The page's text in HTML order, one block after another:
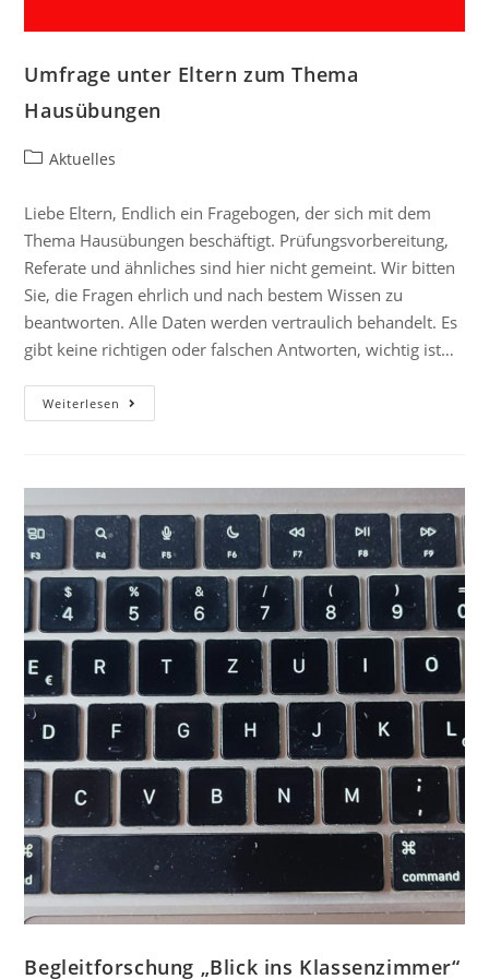
Umfrage unter Eltern zum Thema
Hausübungen
Aktuelles
Liebe Eltern, Endlich ein Fragebogen, der sich mit dem
Thema Hausübungen beschäftigt. Prüfungsvorbereitung,
Referate und ähnliches sind hier nicht gemeint. Wir bitten
Sie, die Fragen ehrlich und nach bestem Wissen zu
beantworten. Alle Daten werden vertraulich behandelt. Es
gibt keine richtigen oder falschen Antworten, wichtig ist…
Weiterlesen
Begleitforschung „Blick ins Klassenzimmer“